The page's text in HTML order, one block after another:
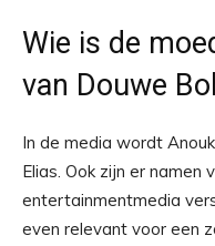
Wie is de
van Douwe
In de media wordt
Elias. Ook zijn er namen
entertainmentmedia
even relevant voor een